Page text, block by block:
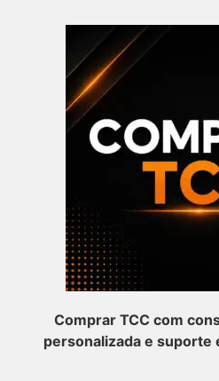
Comprar TCC com
personalizada e suporte